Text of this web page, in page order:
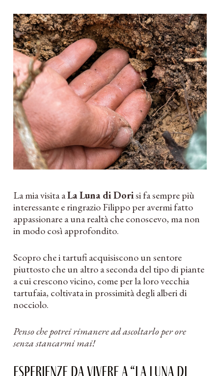
La mia visita aLa Luna di Dorisi fa sempre più
interessante e ringrazio Filippo per avermi fatto
appassionare a una realtà che conoscevo, ma non
in modo così approfondito.
Scopro che i tartufi acquisiscono un sentore
piuttosto che un altro a seconda del tipo di piante
a cui crescono vicino, come per la loro vecchia
tartufaia, coltivata in prossimità degli alberi di
nocciolo.
Penso che potrei rimanere ad ascoltarlo per ore
senza stancarmi mai!
Esperienze da vivere a “La Luna di